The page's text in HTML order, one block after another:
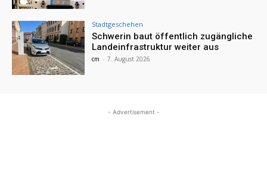
Stadtgeschehen
Schwerin baut öffentlich zugängliche
Landeinfrastruktur weiter aus
cm - 7. August 2026
- Advertisement -